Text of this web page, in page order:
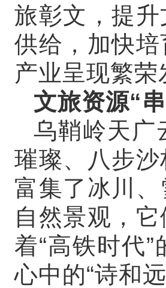
旅彰文，提
供给，加快
产业呈现繁
文旅资源“
乌鞘岭天广
璀璨、八步
富集了冰川
自然景观，
着“高铁时代
心中的“诗和远